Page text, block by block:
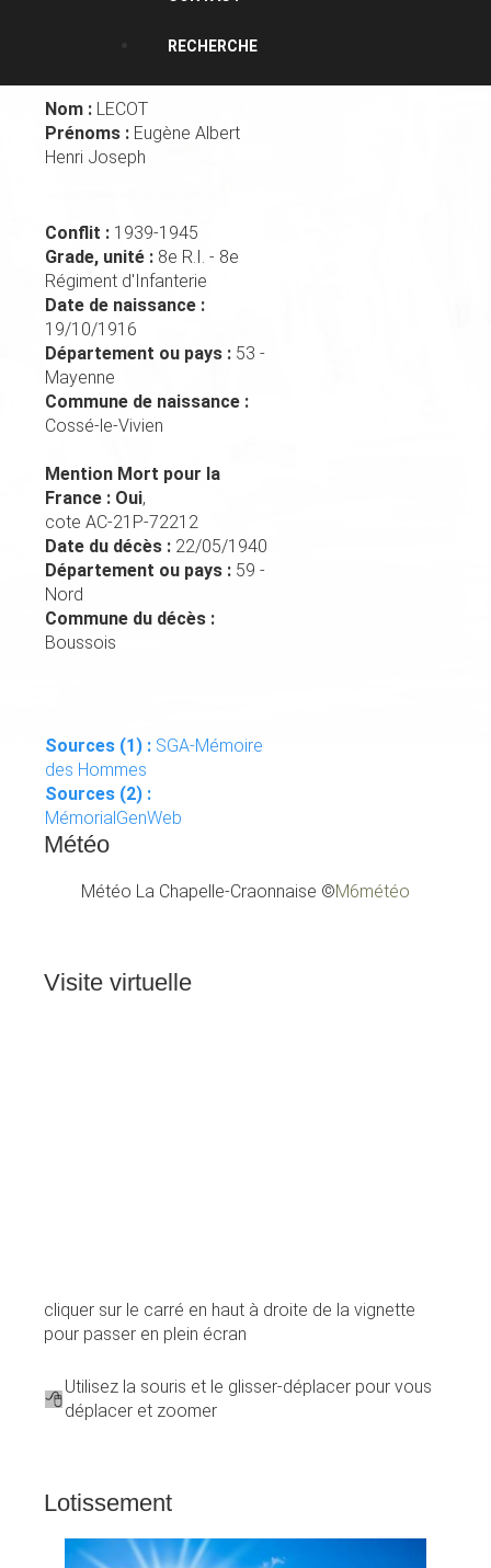
RECHERCHE
Nom : LECOT
Prénoms : Eugène Albert
Henri Joseph
Conflit : 1939-1945
Grade, unité : 8e R.I. - 8e
Régiment d'Infanterie
Date de naissance :
19/10/1916
Département ou pays : 53 -
Mayenne
Commune de naissance :
Cossé-le-Vivien
Mention Mort pour la
France : Oui,
cote AC-21P-72212
Date du décès : 22/05/1940
Département ou pays : 59 -
Nord
Commune du décès :
Boussois
Sources (1) : SGA-Mémoire
des Hommes
Sources (2) :
MémorialGenWeb
Météo
Météo La Chapelle-Craonnaise ©M6météo
Visite virtuelle
cliquer sur le carré en haut à droite de la vignette
pour passer en plein écran
Utilisez la souris et le glisser-déplacer pour vous
déplacer et zoomer
Lotissement